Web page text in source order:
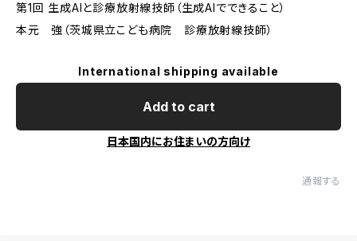
第1回 生成AIと診療放射線技師（生成AIでできること）
本元 強（茨城県立こども病院 診療放射線技師）
International shipping available
Add to cart
日本国内にお住まいの方向け
通報する